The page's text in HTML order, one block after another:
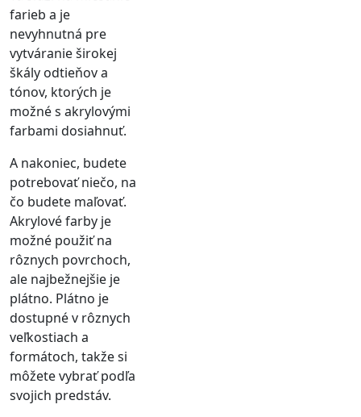
farieb a je
nevyhnutná pre
vytváranie širokej
škály odtieňov a
tónov, ktorých je
možné s akrylovými
farbami dosiahnuť.
A nakoniec, budete
potrebovať niečo, na
čo budete maľovať.
Akrylové farby je
možné použiť na
rôznych povrchoch,
ale najbežnejšie je
plátno. Plátno je
dostupné v rôznych
veľkostiach a
formátoch, takže si
môžete vybrať podľa
svojich predstáv.